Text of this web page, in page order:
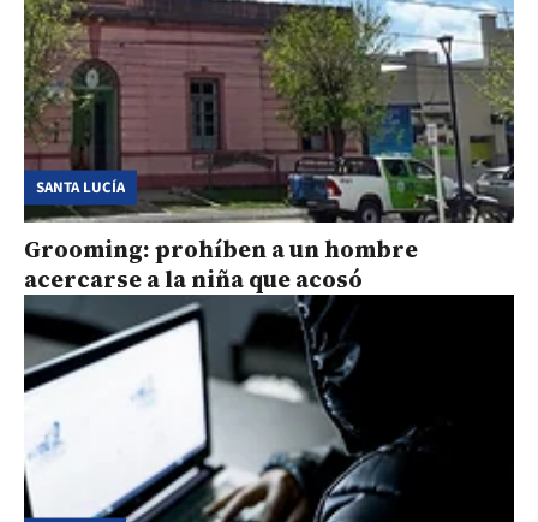
SANTA LUCÍA
Grooming: prohíben a un hombre
acercarse a la niña que acosó